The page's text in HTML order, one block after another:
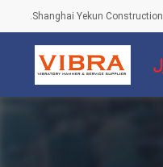
Shanghai Yekun Construction